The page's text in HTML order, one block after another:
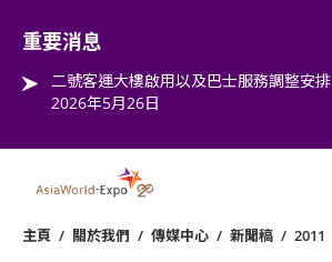
重要消息
二號客運大樓啟用以及巴士服務調整安排
2026年5月26日
主頁 / 關於我們 / 傳媒中心 / 新聞稿 / 2011